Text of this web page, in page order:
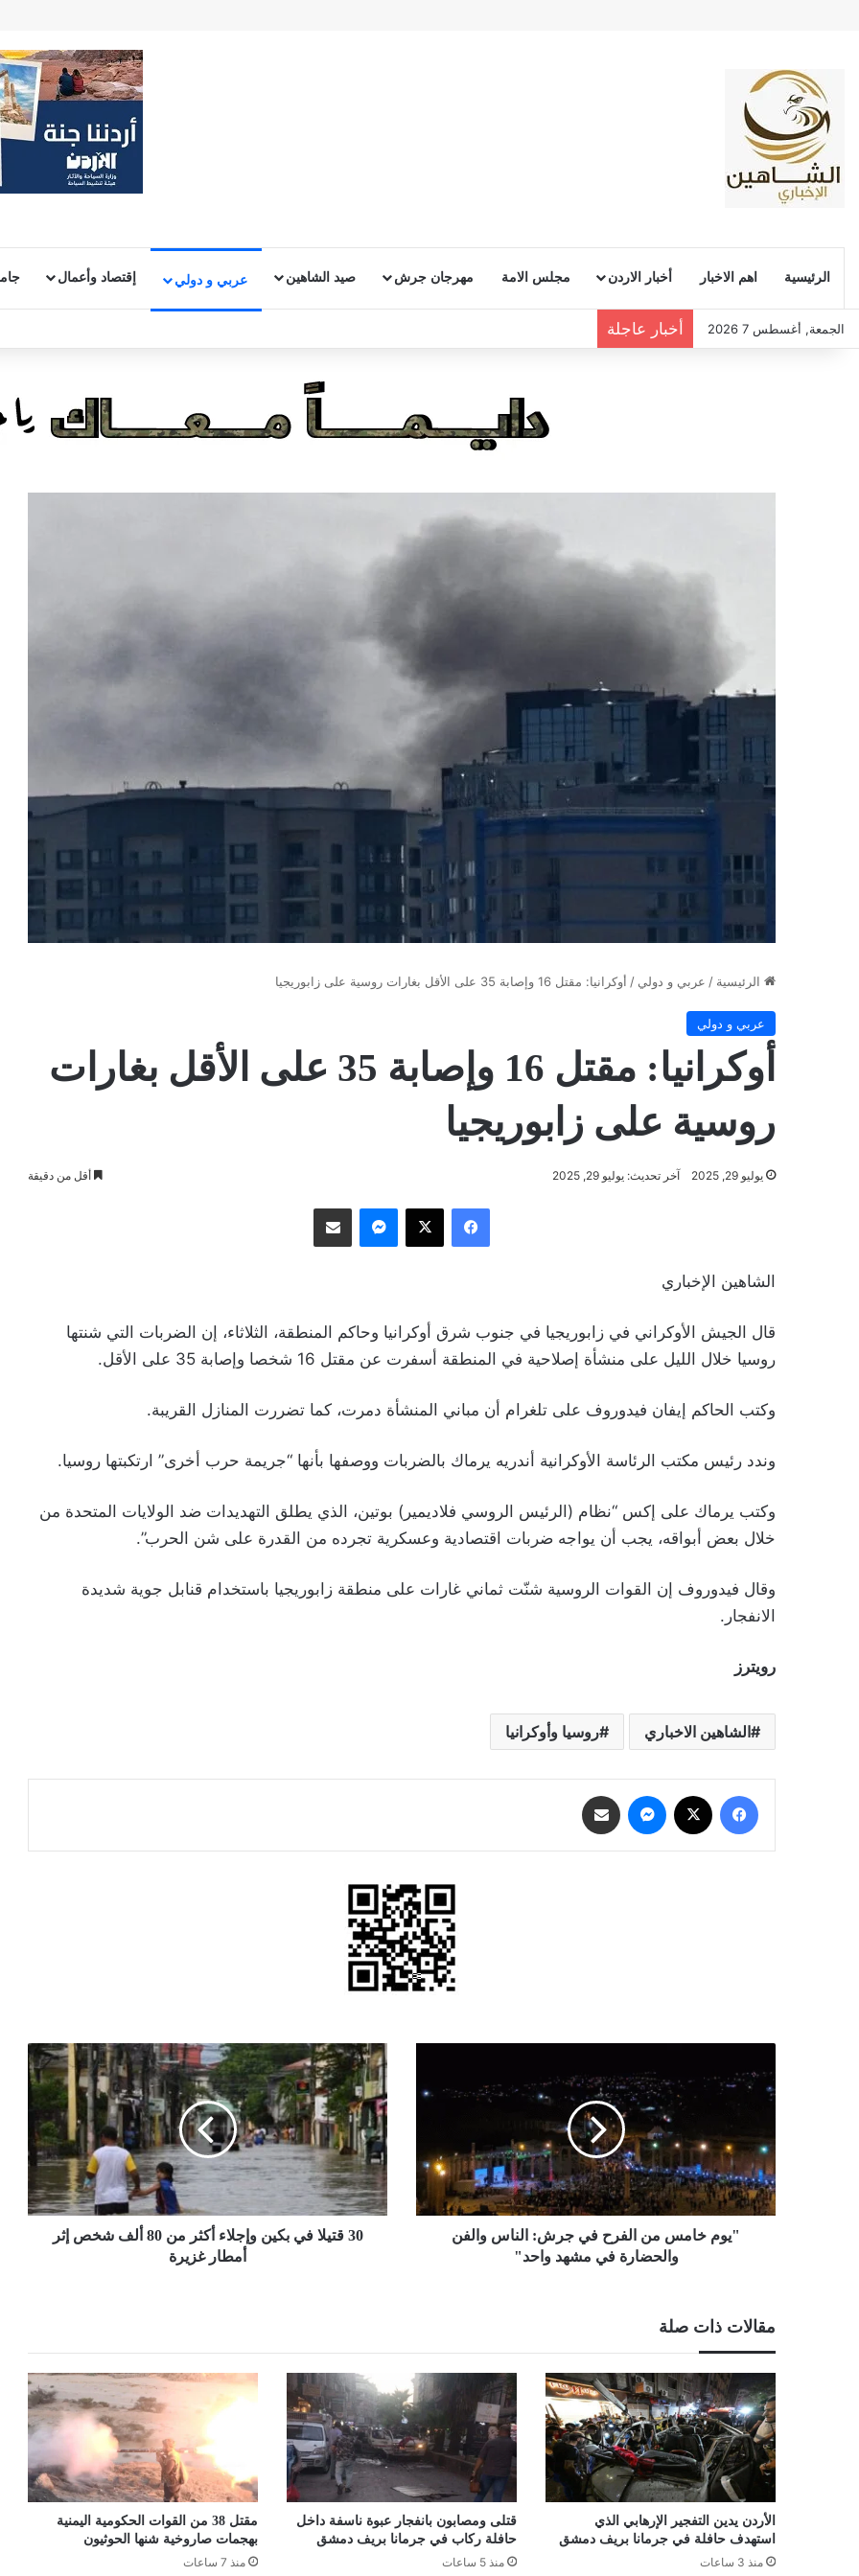
الرئيسية اهم الاخبار أخبار الاردن مجلس الامة مهرجان جرش صيد الشاهين عربي و دولي إقتصاد وأعمال
الجمعة, أغسطس 7 2026 أخبار عاجلة
الرئيسية / عربي و دولي / أوكرانيا: مقتل 16 وإصابة 35 على الأقل بغارات روسية على زابوريجيا
عربي و دولي
أوكرانيا: مقتل 16 وإصابة 35 على الأقل بغارات
روسية على زابوريجيا
يوليو 29, 2025 آخر تحديث: يوليو 29, 2025 أقل من دقيقة
فيسبوك ‫X ماسنجر مشاركة عبر البريد
الشاهين الإخباري
قال الجيش الأوكراني في زابوريجيا في جنوب شرق أوكرانيا وحاكم المنطقة، الثلاثاء، إن الضربات التي شنتها
روسيا خلال الليل على منشأة إصلاحية في المنطقة أسفرت عن مقتل 16 شخصا وإصابة 35 على الأقل.
وكتب الحاكم إيفان فيدوروف على تلغرام أن مباني المنشأة دمرت، كما تضررت المنازل القريبة.
وندد رئيس مكتب الرئاسة الأوكرانية أندريه يرماك بالضربات ووصفها بأنها “جريمة حرب أخرى” ارتكبتها روسيا.
وكتب يرماك على إكس “نظام (الرئيس الروسي فلاديمير) بوتين، الذي يطلق التهديدات ضد الولايات المتحدة من
خلال بعض أبواقه، يجب أن يواجه ضربات اقتصادية وعسكرية تجرده من القدرة على شن الحرب”.
وقال فيدوروف إن القوات الروسية شنّت ثماني غارات على منطقة زابوريجيا باستخدام قنابل جوية شديدة
الانفجار.
رويترز
الشاهين الاخباري روسيا وأوكرانيا
فيسبوك ماسنجر
خامس
من
جرش:
الناس
والفن
والحضارة
"يوم خامس من الفرح في جرش: الناس والفن
والحضارة في مشهد واحد"
30
قتيلا
في
بكين
وإجلاء
أكثر
من
80
ألف
شخص
30 قتيلا في بكين وإجلاء أكثر من 80 ألف شخص إثر
أمطار غزيرة
مقالات ذات صلة
الأردن يدين التفجير الإرهابي الذي
استهدف حافلة في جرمانا بريف دمشق
منذ 3 ساعات
قتلى ومصابون بانفجار عبوة ناسفة داخل
حافلة ركاب في جرمانا بريف دمشق
منذ 5 ساعات
مقتل 38 من القوات الحكومية اليمنية
بهجمات صاروخية شنها الحوثيون
منذ 7 ساعات